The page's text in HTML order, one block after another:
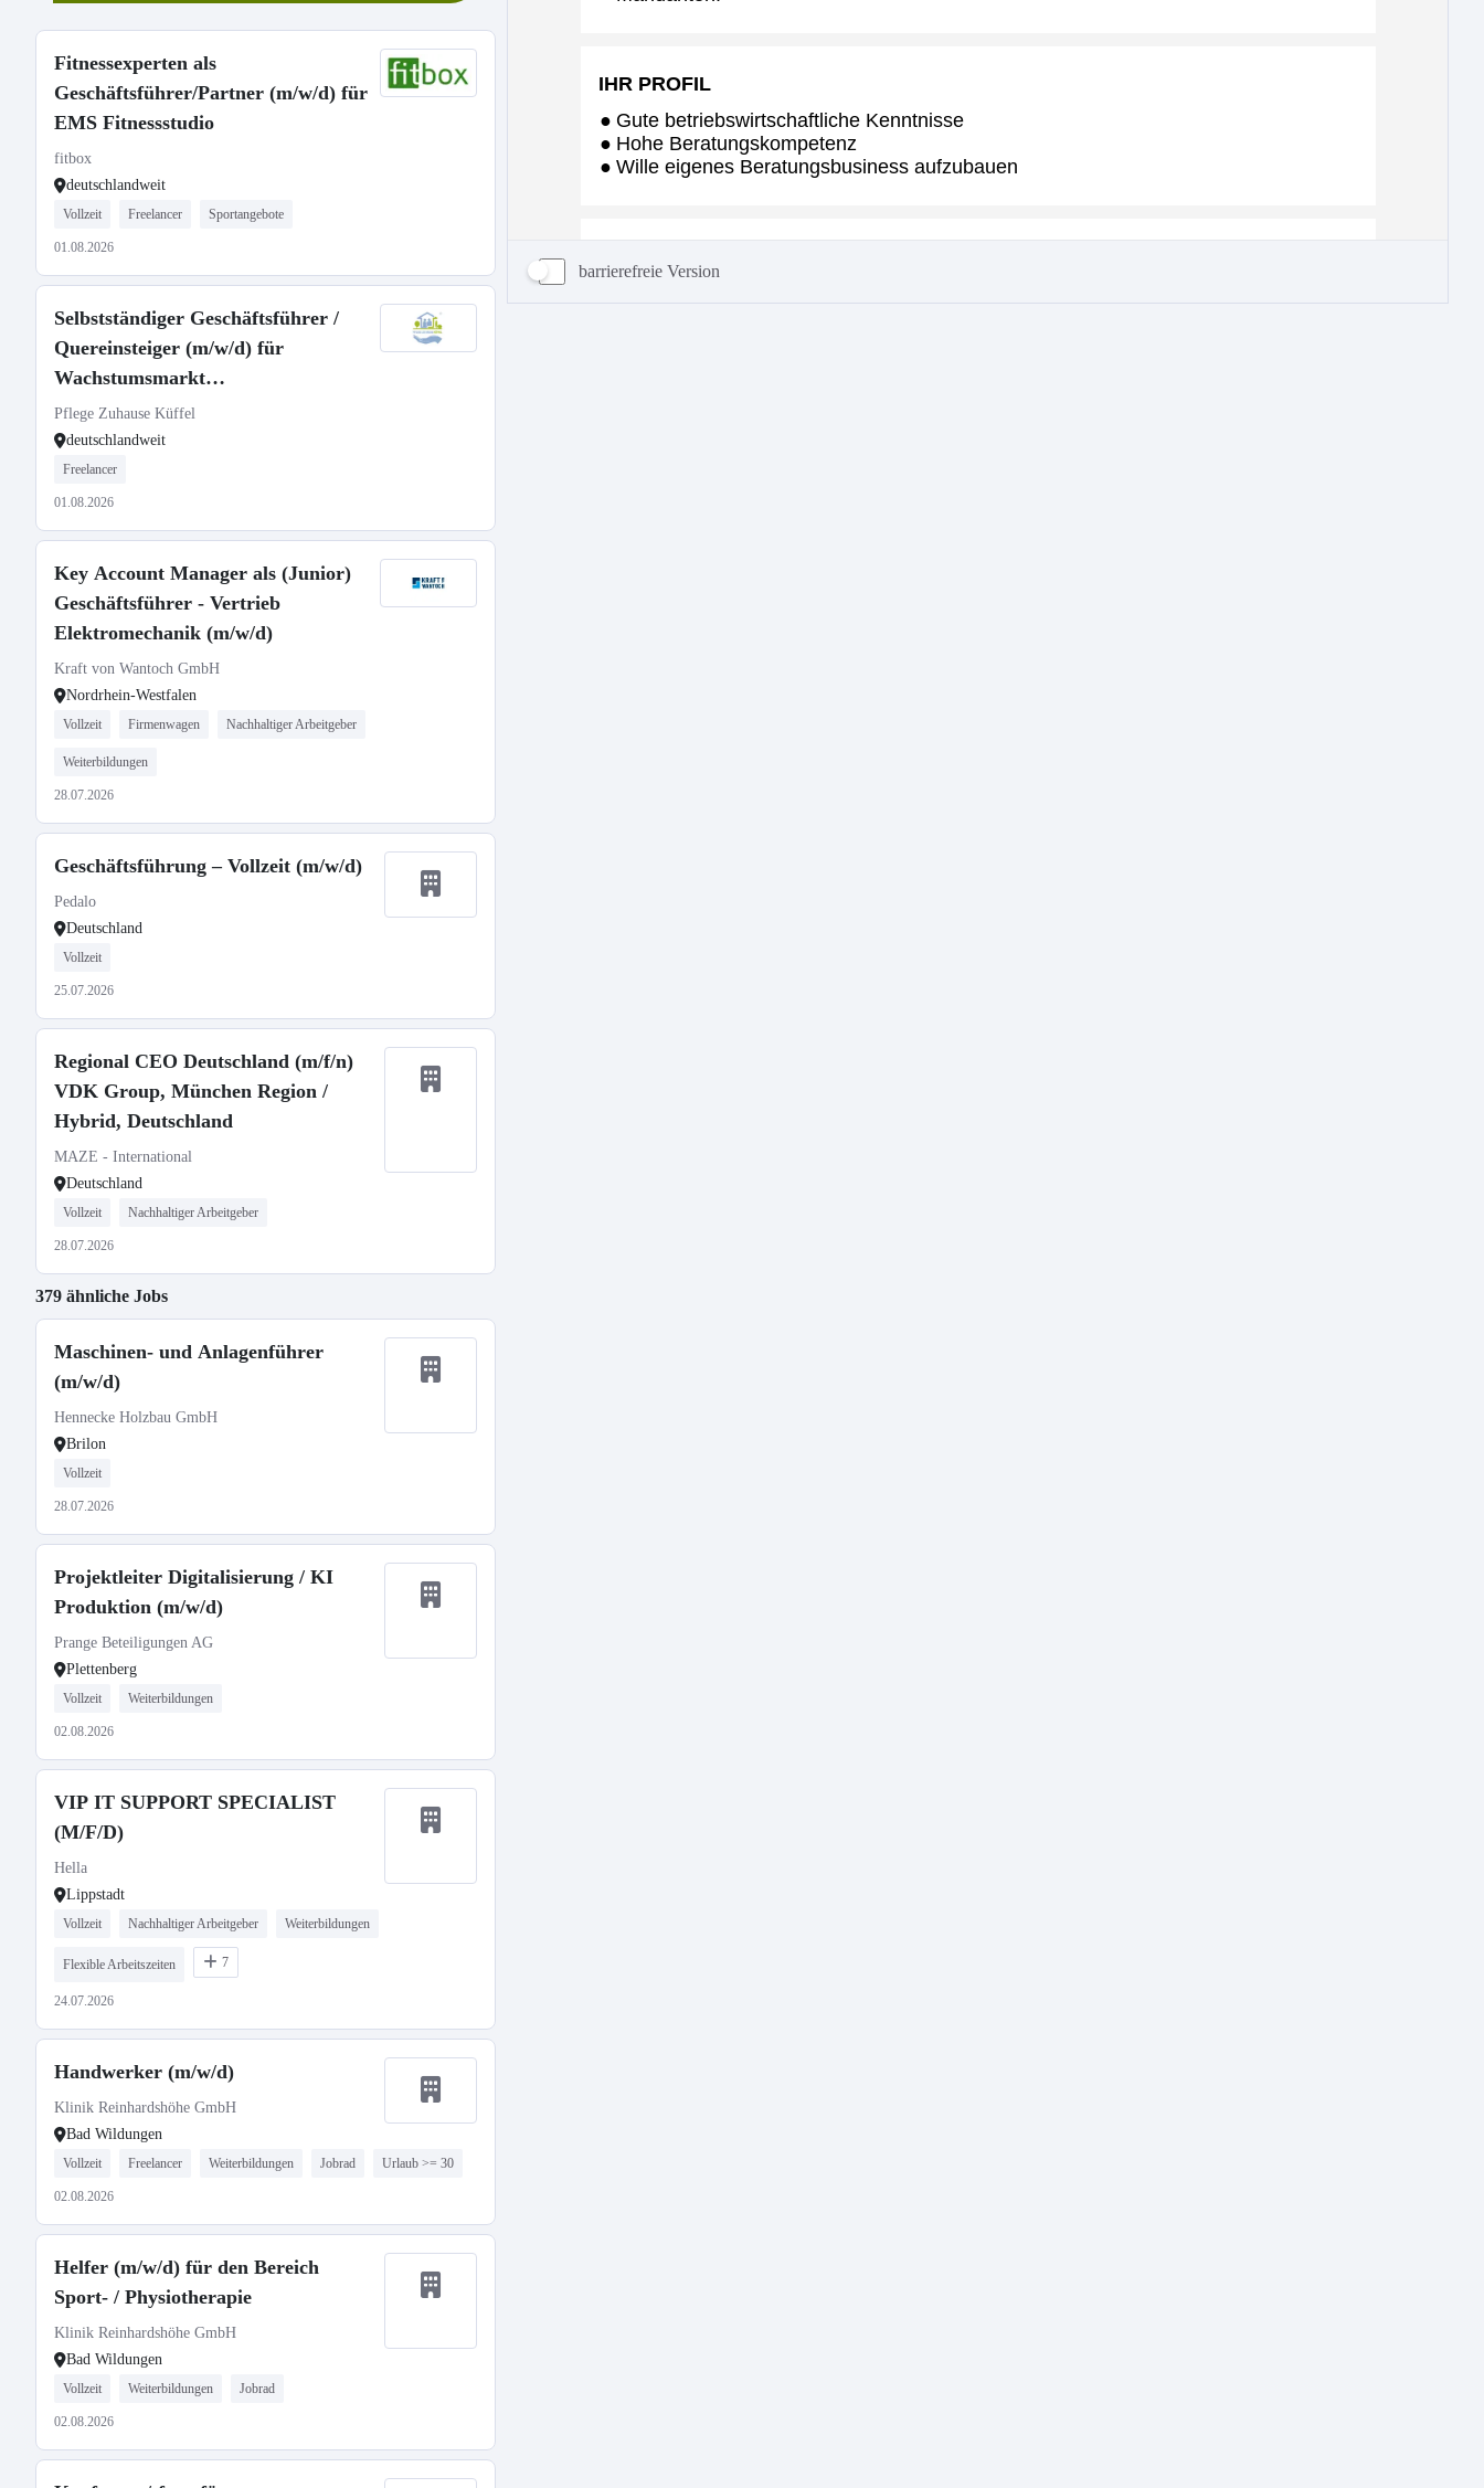
Fitnessexperten als
Geschäftsführer/Partner (m/w/d) für
EMS Fitnessstudio
fitbox
deutschlandweit
Vollzeit Freelancer Sportangebote
01.08.2026
Selbstständiger Geschäftsführer /
Quereinsteiger (m/w/d) für
Wachstumsmarkt
Seniorenbetreuung
Pflege Zuhause Küffel
deutschlandweit
Freelancer
01.08.2026
Key Account Manager als (Junior)
Geschäftsführer - Vertrieb
Elektromechanik (m/w/d)
Kraft von Wantoch GmbH
Nordrhein-Westfalen
Vollzeit Firmenwagen Nachhaltiger Arbeitgeber
Weiterbildungen
28.07.2026
Geschäftsführung – Vollzeit (m/w/d)
Pedalo
Deutschland
Vollzeit
25.07.2026
Regional CEO Deutschland (m/f/n)
VDK Group, München Region /
Hybrid, Deutschland
MAZE - International
Deutschland
Vollzeit Nachhaltiger Arbeitgeber
28.07.2026
379 ähnliche Jobs
Maschinen- und Anlagenführer
(m/w/d)
Hennecke Holzbau GmbH
Brilon
Vollzeit
28.07.2026
Projektleiter Digitalisierung / KI
Produktion (m/w/d)
Prange Beteiligungen AG
Plettenberg
Vollzeit Weiterbildungen
02.08.2026
VIP IT SUPPORT SPECIALIST
(M/F/D)
Hella
Lippstadt
Vollzeit Nachhaltiger Arbeitgeber Weiterbildungen
Flexible Arbeitszeiten 7
24.07.2026
Handwerker (m/w/d)
Klinik Reinhardshöhe GmbH
Bad Wildungen
Vollzeit Freelancer Weiterbildungen Jobrad Urlaub >= 30
02.08.2026
Helfer (m/w/d) für den Bereich
Sport- / Physiotherapie
Klinik Reinhardshöhe GmbH
Bad Wildungen
Vollzeit Weiterbildungen Jobrad
02.08.2026
barrierefreie Version